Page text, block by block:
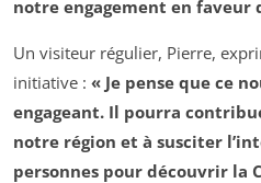
notre engagement en faveur
Un visiteur régulier, Pierre,
initiative : « Je pense que ce
engageant. Il pourra
notre région et à susciter
personnes pour découvrir la